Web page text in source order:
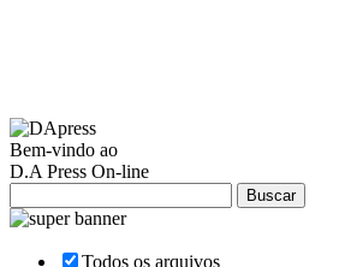
Bem-vindo ao
D.A Press On-line
Todos os arquivos